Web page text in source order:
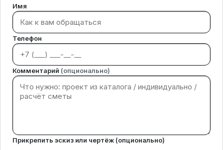
Имя
Телефон
Комментарий (опционально)
Прикрепить эскиз или чертёж (опционально)